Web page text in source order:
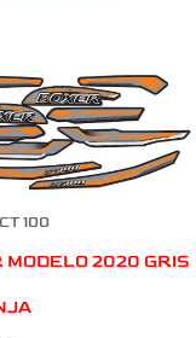
100
MODELO 2020 GRIS